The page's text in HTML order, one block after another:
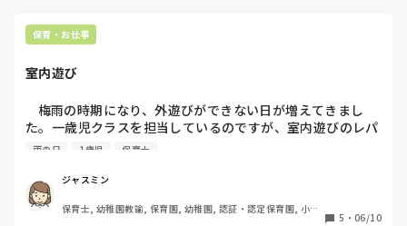
保育・お仕事
室内遊び
    梅雨の時期になり、外遊びができない日が増えてきまし
た。一歳児クラスを担当しているのですが、室内遊びのレパ
ートリーが少なくなってきて悩んでいます。一歳児でも楽し
雨の日 1歳児 保育士
ジャスミン
保育士, 幼稚園教諭, 保育園, 幼稚園, 認証・認定保育園, 小規
5 ・ 06/10